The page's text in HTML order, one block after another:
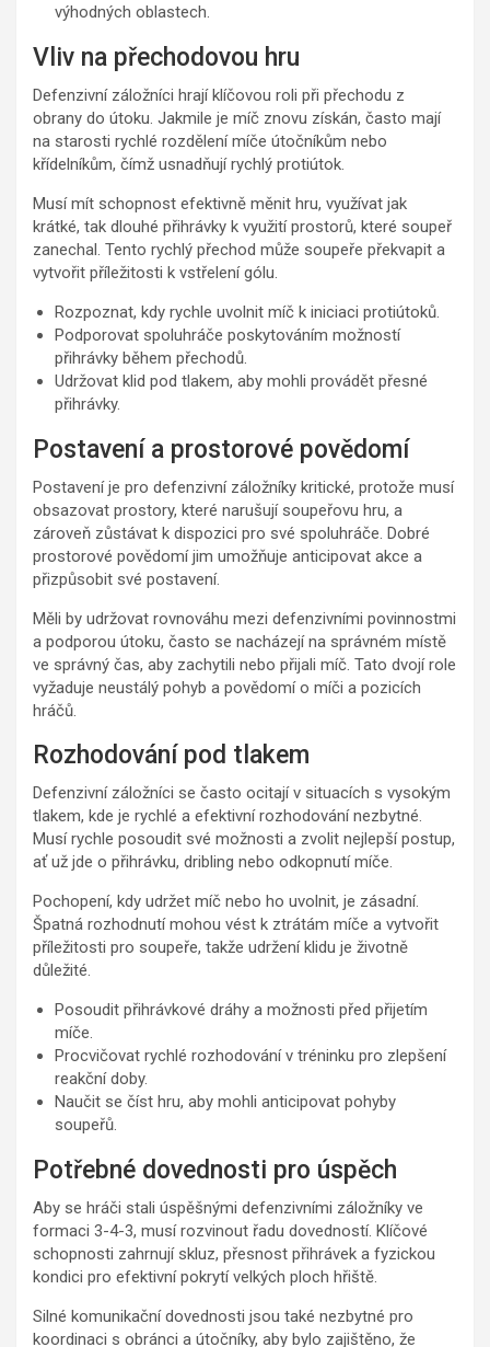
výhodných oblastech.
Vliv na přechodovou hru
Defenzivní záložníci hrají klíčovou roli při přechodu z
obrany do útoku. Jakmile je míč znovu získán, často mají
na starosti rychlé rozdělení míče útočníkům nebo
křídelníkům, čímž usnadňují rychlý protiútok.
Musí mít schopnost efektivně měnit hru, využívat jak
krátké, tak dlouhé přihrávky k využití prostorů, které soupeř
zanechal. Tento rychlý přechod může soupeře překvapit a
vytvořit příležitosti k vstřelení gólu.
Rozpoznat, kdy rychle uvolnit míč k iniciaci protiútoků.
Podporovat spoluhráče poskytováním možností
přihrávky během přechodů.
Udržovat klid pod tlakem, aby mohli provádět přesné
přihrávky.
Postavení a prostorové povědomí
Postavení je pro defenzivní záložníky kritické, protože musí
obsazovat prostory, které narušují soupeřovu hru, a
zároveň zůstávat k dispozici pro své spoluhráče. Dobré
prostorové povědomí jim umožňuje anticipovat akce a
přizpůsobit své postavení.
Měli by udržovat rovnováhu mezi defenzivními povinnostmi
a podporou útoku, často se nacházejí na správném místě
ve správný čas, aby zachytili nebo přijali míč. Tato dvojí role
vyžaduje neustálý pohyb a povědomí o míči a pozicích
hráčů.
Rozhodování pod tlakem
Defenzivní záložníci se často ocitají v situacích s vysokým
tlakem, kde je rychlé a efektivní rozhodování nezbytné.
Musí rychle posoudit své možnosti a zvolit nejlepší postup,
ať už jde o přihrávku, dribling nebo odkopnutí míče.
Pochopení, kdy udržet míč nebo ho uvolnit, je zásadní.
Špatná rozhodnutí mohou vést k ztrátám míče a vytvořit
příležitosti pro soupeře, takže udržení klidu je životně
důležité.
Posoudit přihrávkové dráhy a možnosti před přijetím
míče.
Procvičovat rychlé rozhodování v tréninku pro zlepšení
reakční doby.
Naučit se číst hru, aby mohli anticipovat pohyby
soupeřů.
Potřebné dovednosti pro úspěch
Aby se hráči stali úspěšnými defenzivními záložníky ve
formaci 3-4-3, musí rozvinout řadu dovedností. Klíčové
schopnosti zahrnují skluz, přesnost přihrávek a fyzickou
kondici pro efektivní pokrytí velkých ploch hřiště.
Silné komunikační dovednosti jsou také nezbytné pro
koordinaci s obránci a útočníky, aby bylo zajištěno, že